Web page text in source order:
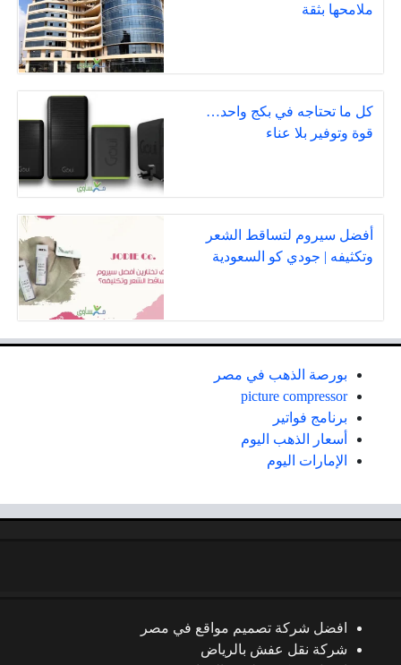
ملامحها بثقة
كل ما تحتاجه في بكج واحد…
قوة وتوفير بلا عناء
أفضل سيروم لتساقط الشعر
وتكثيفه | جودي كو السعودية
بورصة الذهب في مصر
picture compressor
برنامج فواتير
أسعار الذهب اليوم
الإمارات اليوم
افضل شركة تصميم مواقع في مصر
شركة نقل عفش بالرياض